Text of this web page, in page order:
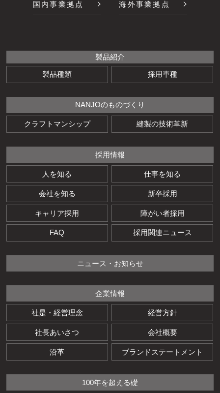
国内事業拠点 海外事業拠点
製品紹介
製品種類 採用車種
NANJOのものづくり
クラフトマンシップ 縫製の技術革新
採用情報
人を知る 仕事を知る
会社を知る 新卒採用
キャリア採用 障がい者採用
FAQ 採用関連ニュース
ニュース・お知らせ
企業情報
社是・経営理念 経営方針
社長あいさつ 会社概要
沿革 ブランドステートメント
100年を超える礎